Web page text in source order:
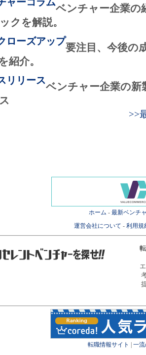
ベンチャー企業の
クを解説。
ローズアップ
要注目、今後の
紹介。
リリース
ベンチャー企業の新
>>
ホーム - 最新ベンチ
運営会社について - 利用規
転職情報サイト 一